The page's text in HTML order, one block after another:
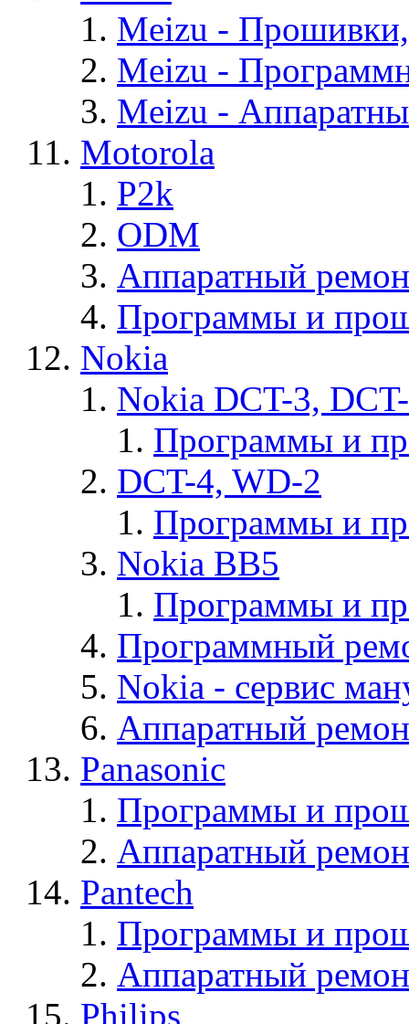
Meizu -
Meizu -
Meizu -
Motorola
P2k
ODM
Аппаратный
Программы и
Nokia
Nokia DCT-3,
Программы и
DCT-4, WD-2
Программы и
Nokia BB5
Программы и
Программный
Nokia - cервис
Аппаратный
Panasonic
Программы и
Аппаратный
Pantech
Программы и
Аппаратный
Philips